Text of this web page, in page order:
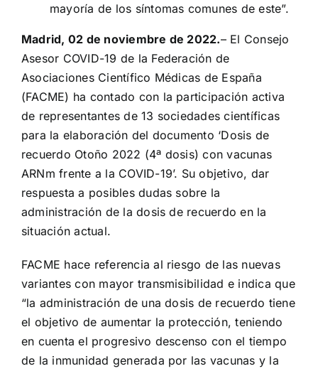
mayoría de los síntomas comunes de este”.
Madrid, 02 de noviembre de 2022.– El Consejo
Asesor COVID-19 de la Federación de
Asociaciones Científico Médicas de España
(FACME) ha contado con la participación activa
de representantes de 13 sociedades científicas
para la elaboración del documento ‘Dosis de
recuerdo Otoño 2022 (4ª dosis) con vacunas
ARNm frente a la COVID-19’. Su objetivo, dar
respuesta a posibles dudas sobre la
administración de la dosis de recuerdo en la
situación actual.
FACME hace referencia al riesgo de las nuevas
variantes con mayor transmisibilidad e indica que
“la administración de una dosis de recuerdo tiene
el objetivo de aumentar la protección, teniendo
en cuenta el progresivo descenso con el tiempo
de la inmunidad generada por las vacunas y la